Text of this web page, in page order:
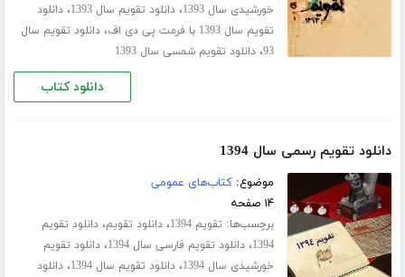
خورشیدی سال 1393
،دانلود تقویم سال 1393 ،دانلود
تقویم سال 1393 با فرمت پی دی اف
،دانلود تقویم سال
93،دانلود تقویم شمسی سال 1393
دانلود کتاب
دانلود تقویم رسمی سال 1394
موضوع:کتاب‌های عمومی
۱۴ صفحه
برچسب‌ها: تقویم 1394 ،دانلود تقویم،دانلود تقویم
1394،دانلود تقویم فارسی سال 1394 ،دانلود تقویم
خورشیدی سال 1394
،دانلود تقویم سال 1394 ،دانلود